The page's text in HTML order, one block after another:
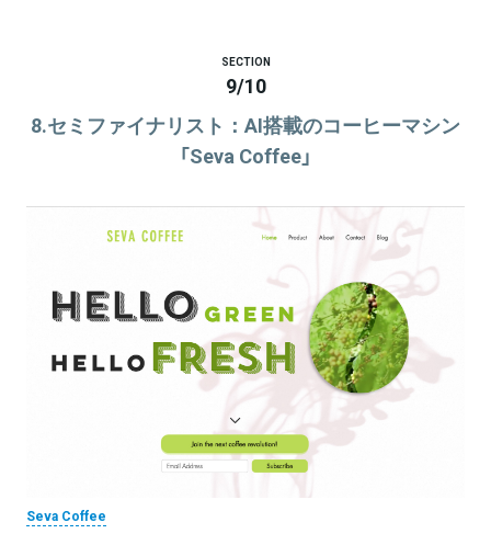
SECTION
9/10
8.セミファイナリスト：AI搭載のコーヒーマシン
「Seva Coffee」
Seva Coffee